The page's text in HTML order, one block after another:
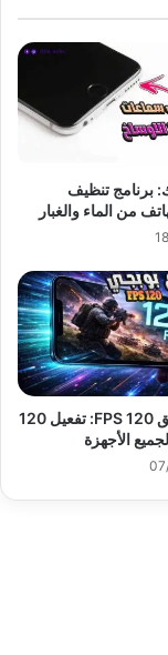
برنامج تنظيف
من الماء والغبار
تحميل تطبيق 120 FPS: تفعيل 120
الأجهزة